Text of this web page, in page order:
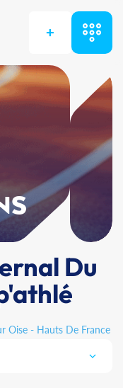
+
Du
Oise - Hauts De France